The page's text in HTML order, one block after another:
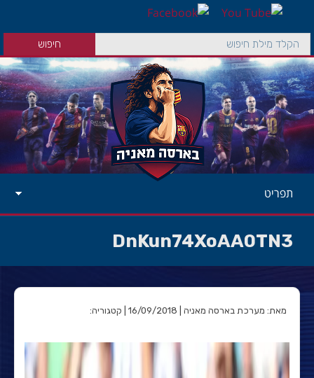
תפריט
DnKun74XoAA0TN3
מאת: מערכת בארסה מאניה | 16/09/2018 | קטגוריה: